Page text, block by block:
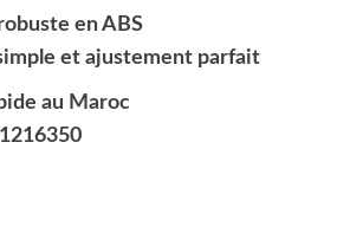
en ABS
et ajustement parfait
au Maroc